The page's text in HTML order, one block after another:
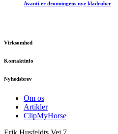
Avanti er dronningens nye kladruber
Virksomhed
Kontaktinfo
Nyhedsbrev
Om os
Artikler
ClipMyHorse
Erik Husfeldts Vej 7,